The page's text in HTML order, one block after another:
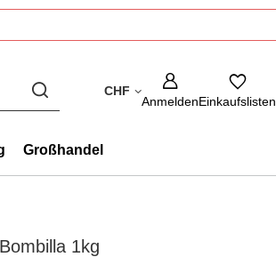
CHF
AnmeldenEinkaufslisten
Großhandel
1kg